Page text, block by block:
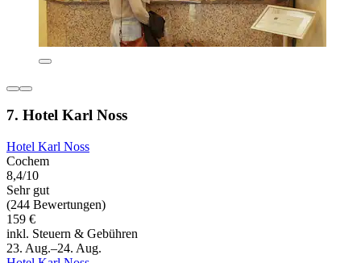
7. Hotel Karl Noss
Hotel Karl Noss
Cochem
8,4/10
Sehr gut
(244 Bewertungen)
159 €
inkl. Steuern & Gebühren
23. Aug.–24. Aug.